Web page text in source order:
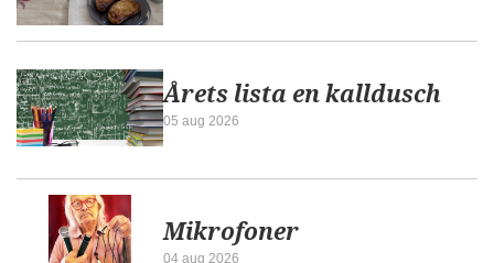
Årets lista en kalldusch
05 aug 2026
Mikrofoner
04 aug 2026